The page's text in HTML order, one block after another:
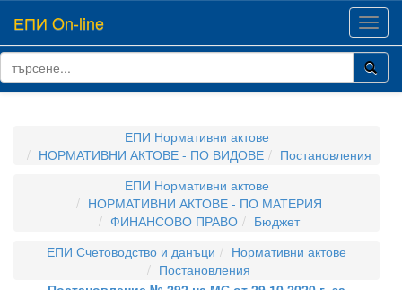
ЕПИ On-line
ЕПИ Нормативни актове
НОРМАТИВНИ АКТОВЕ - ПО ВИДОВЕ
Постановления
ЕПИ Нормативни актове
НОРМАТИВНИ АКТОВЕ - ПО МАТЕРИЯ
ФИНАНСОВО ПРАВО
Бюджет
ЕПИ Счетоводство и данъци
Нормативни актове
Постановления